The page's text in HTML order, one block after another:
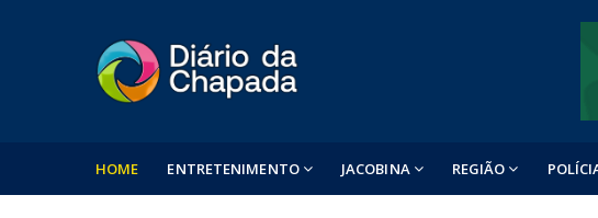
HOME ENTRETENIMENTO JACOBINA REGIÃO